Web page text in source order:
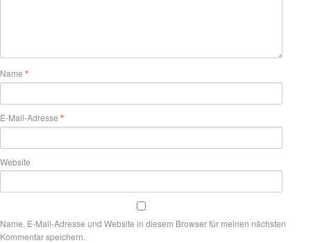
Name *
E-Mail-Adresse *
Website
Name, E-Mail-Adresse und Website in diesem Browser für meinen nächsten
Kommentar speichern.